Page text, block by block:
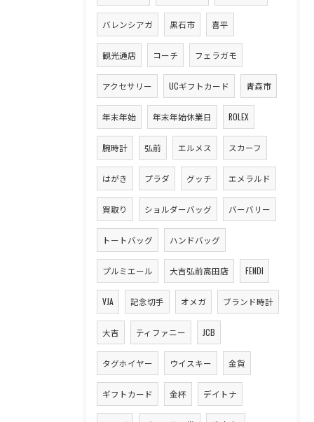
バレンシアガ 黒石市 喜平
観光通店 コーチ フェラガモ
アクセサリー UCギフトカード 青森市
年末年始 年末年始休業日 ROLEX
腕時計 弘前 エルメス スカーフ
はがき プラダ グッチ エメラルド
買取り ショルダーバッグ バーバリー
トートバッグ ハンドバッグ
プルミエール 大吉弘前高田店 FENDI
VJA 記念切手 オメガ ブランド時計
大吉 ティファニー JCB
タグホイヤー ウイスキー 金貨
ギフトカード 金杯 デイトナ